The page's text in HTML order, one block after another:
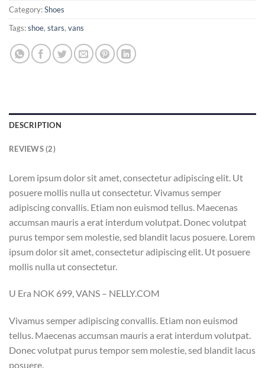
Category:Shoes
Tags:shoe, stars, vans
DESCRIPTION
REVIEWS (2)
Lorem ipsum dolor sit amet, consectetur adipiscing elit. Ut
posuere mollis nulla ut consectetur. Vivamus semper
adipiscing convallis. Etiam non euismod tellus. Maecenas
accumsan mauris a erat interdum volutpat. Donec volutpat
purus tempor sem molestie, sed blandit lacus posuere. Lorem
ipsum dolor sit amet, consectetur adipiscing elit. Ut posuere
mollis nulla ut consectetur.
U Era NOK 699, VANS – NELLY.COM
Vivamus semper adipiscing convallis. Etiam non euismod
tellus. Maecenas accumsan mauris a erat interdum volutpat.
Donec volutpat purus tempor sem molestie, sed blandit lacus
posuere.